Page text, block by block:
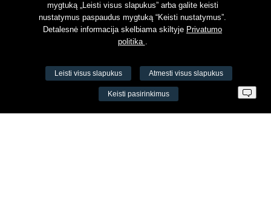
VŠĮ Fitneso mokymo centras AEROMIX
mygtuką „Leisti visus slapukus” arba galite keisti
nustatymus paspaudus mygtuką “Keisti nustatymus”.
Detalesnė informacija skelbiama skiltyje Privatumo
politika .
Leisti visus slapukus Atmesti visus slapukus
Keisti pasirinkimus